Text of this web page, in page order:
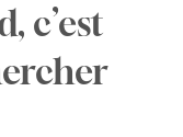
c’est